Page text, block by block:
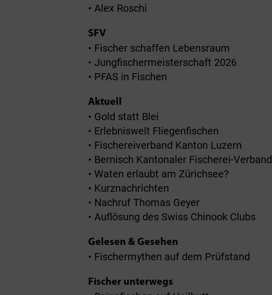
• Alex Roschi
SFV
• Fischer schaffen Lebensraum
• Jungfischermeisterschaft 2026
• PFAS in Fischen
Aktuell
• Gold statt Blei
• Erlebniswelt Fliegenfischen
• Fischereiverband Kanton Luzern
• Bernisch Kantonaler Fischerei-Verband
• Waten erlaubt am Zürichsee?
• Kurznachrichten
• Nachruf Thomas Geyer
• Auflösung des Swiss Chinook Clubs
Gelesen & Gesehen
• Fischermythen auf dem Prüfstand
Fischer unterwegs